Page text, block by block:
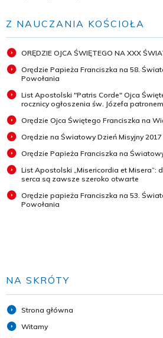
Z NAUCZANIA KOŚCIOŁA
ORĘDZIE OJCA ŚWIĘTEGO NA XXX
Orędzie Papieża Franciszka na 58.
Powołania
List Apostolski "Patris Corde" Ojca
rocznicy ogłoszenia św. Józefa
Orędzie Ojca Świętego Franciszka na
Orędzie na Światowy Dzień Misyjny 2017
Orędzie Papieża Franciszka na
List Apostolski „Misericordia et Misera”:
serca są zawsze szeroko otwarte
Orędzie papieża Franciszka na 53.
Powołania
NA SKRÓTY
Strona główna
Witamy